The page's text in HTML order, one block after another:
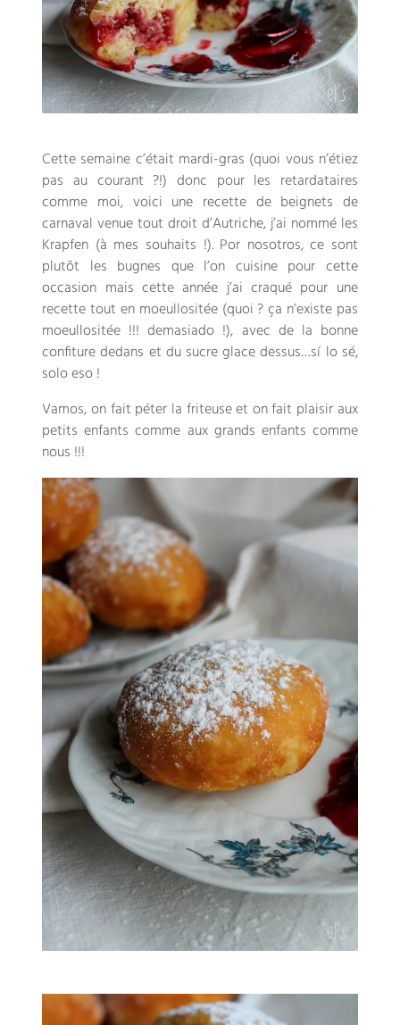
Cette semaine c’était mardi-gras (quoi vous n’étiez
pas au courant ?!) donc pour les retardataires
comme moi, voici une recette de beignets de
carnaval venue tout droit d’Autriche,j’ai nommé les
Krapfen (à mes souhaits !). Por nosotros,ce sont
plutôt les bugnes que l’on cuisine pour cette
occasion mais cette année j’ai craqué pour une
recette tout en moeullositée(quoi ?ça n’existe pas
moeullositée !!! demasiado !), avec de la bonne
confiture dedans et du sucre glace dessus…sí lo sé,
solo eso !
Vamos,on fait péter la friteuse et on fait plaisir aux
petits enfants comme aux grands enfants comme
nous !!!